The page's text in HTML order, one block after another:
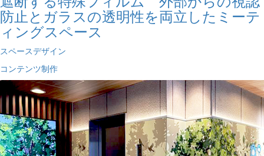
防止とガラスの透明性を両立したミーテ
ィングスペース
スペースデザイン
コンテンツ制作